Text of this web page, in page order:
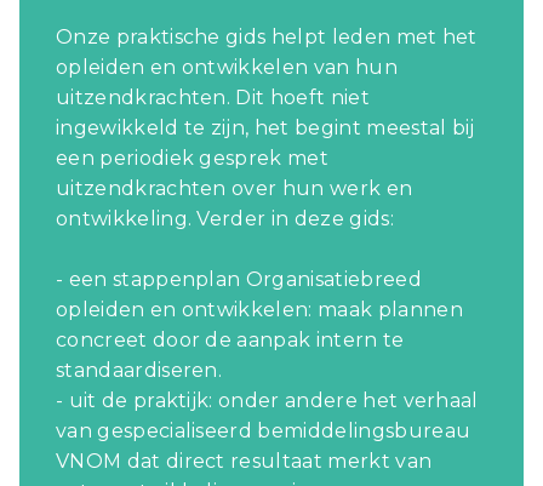
Onze praktische gids helpt leden met het
opleiden en ontwikkelen van hun
uitzendkrachten. Dit hoeft niet
ingewikkeld te zijn, het begint meestal bij
een periodiek gesprek met
uitzendkrachten over hun werk en
ontwikkeling. Verder in deze gids:
- een stappenplan Organisatiebreed
opleiden en ontwikkelen: maak plannen
concreet door de aanpak intern te
standaardiseren.
- uit de praktijk: onder andere het verhaal
van gespecialiseerd bemiddelingsbureau
VNOM dat direct resultaat merkt van